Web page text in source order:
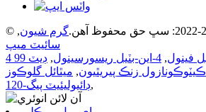
گرم شيون,
سائيٽ ميپ
, 4-اين-بٽيل ريسورسينول ,
ڊيٽ 99
ڪيٽوڪونازول زنڪ پيريٿيون, ميٿائل گلوڪوز
ڊائيوليئيٽ پيگ-120,